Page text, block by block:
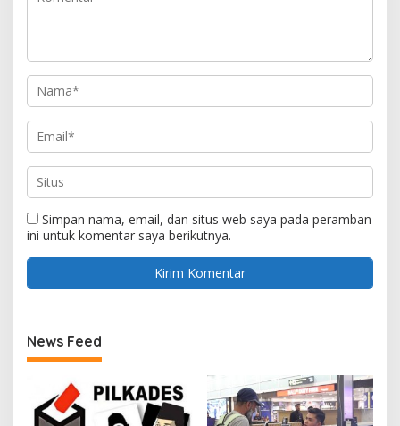
Simpan nama, email, dan situs web saya pada peramban
ini untuk komentar saya berikutnya.
News Feed